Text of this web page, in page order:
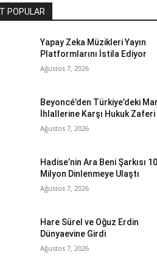
POPULAR
Yapay Zeka Müzikleri Yayın
Platformlarını İstila Ediyor
Ağustos 7, 2026
Beyoncé’den Türkiye’deki
İhlallerine Karşı Hukuk Zaferi
Ağustos 7, 2026
Hadise’nin Ara Beni Şarkısı
Milyon Dinlenmeye Ulaştı
Ağustos 7, 2026
Hare Sürel ve Oğuz Erdin
Dünyaevine Girdi
Ağustos 7, 2026